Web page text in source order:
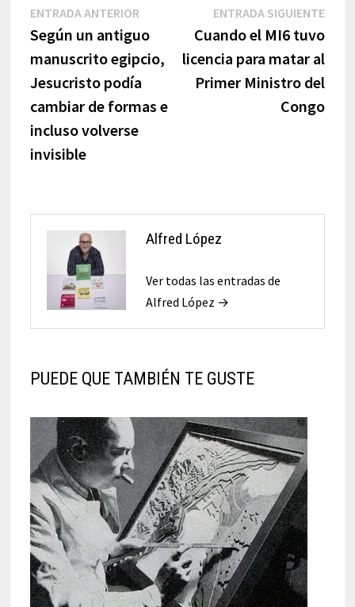
Navegación
de
entradas
ENTRADA ANTERIOREntrada
anterior:
Según un antiguo
manuscrito egipcio,
Jesucristo podía
cambiar de formas e
incluso volverse
invisible
ENTRADA SIGUIENTE
Cuando el MI6 tuvo
licencia para matar al
Primer Ministro del
Congo
Alfred López
Ver todas las entradas de
Alfred López →
PUEDE QUE TAMBIÉN TE GUSTE